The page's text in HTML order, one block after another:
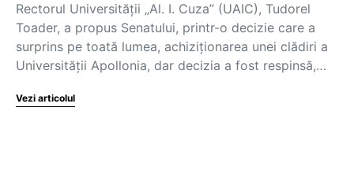
Rectorul Universității „Al. I. Cuza” (UAIC), Tudorel
Toader, a propus Senatului, printr-o decizie care a
surprins pe toată lumea, achiziționarea unei clădiri a
Universității Apollonia, dar decizia a fost respinsă,…
Vezi articolul